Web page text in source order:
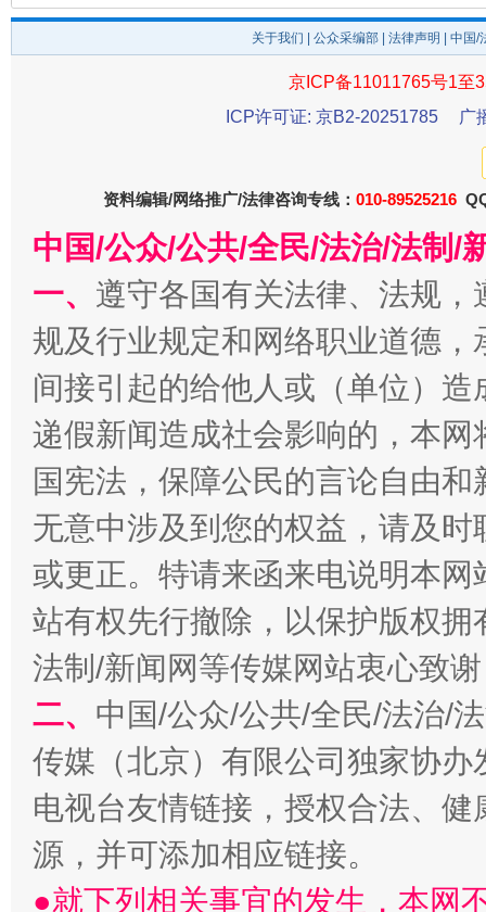
千年窑火 生生不息 一
揭开“小金库”的免责幌子
受贿1.44亿！段成刚被判无期 从幼
关于我们 公众采编部 法律声明 | 中国
京ICP备11011765号1至
ICP许可证: 京B2-20251785
广
资料编辑/网络推广/法律咨询专线： 010-89525216
中国/公众/公共/全民/法治/法制/
一、 遵守各国有关法律、法规
规及行业规定和网络职业道德
间接引起的给他人或（单位）
递假新闻造成社会影响的，本
国宪法，保障公民的言论自由
无意中涉及到您的权益，请及
或更正。特请来函来电说明本
站有权先行撤除，以保护版权
法制/新闻网等传媒网站衷心致
二、 中国/公众/公共/全民/法治/
传媒（北京）有限公司独家协
电视台友情链接，授权合法、
源，并可添加相应链接。
●就下列相关事宜的发生，本网